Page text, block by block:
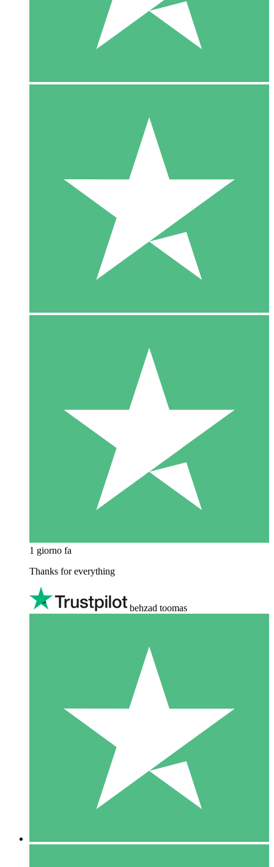
1 giorno fa
Thanks for everything
behzad toomas